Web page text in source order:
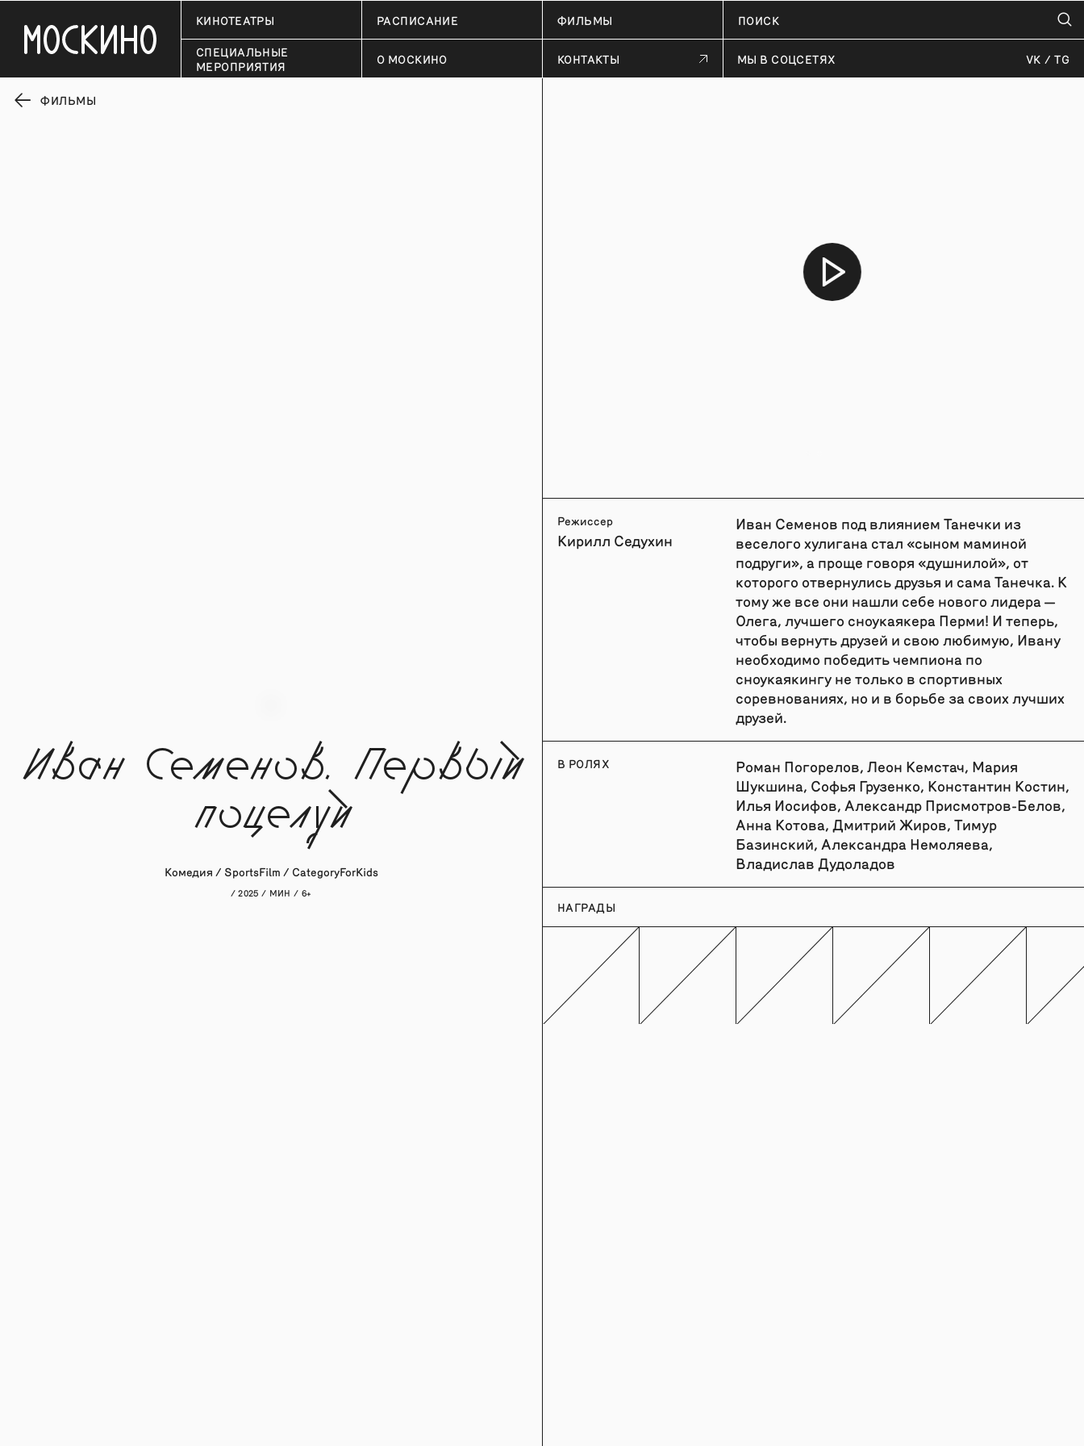
КИНОТЕАТРЫ РАСПИСАНИЕ ФИЛЬМЫ
СПЕЦИАЛЬНЫЕ
МЕРОПРИЯТИЯ
О МОСКИНО КОНТАКТЫ МЫ В СОЦСЕТЯХ VK TG
ФИЛЬМЫ
Иван Семенов. Первый
поцелуй
Комедия / SportsFilm / CategoryForKids
/ 2025 / МИН / 6+
Режиссер
Кирилл Седухин
Иван Семенов под влиянием Танечки из
веселого хулигана стал «сыном маминой
подруги», а проще говоря «душнилой», от
которого отвернулись друзья и сама Танечка. К
тому же все они нашли себе нового лидера —
Олега, лучшего сноукаякера Перми! И теперь,
чтобы вернуть друзей и свою любимую, Ивану
необходимо победить чемпиона по
сноукаякингу не только в спортивных
соревнованиях, но и в борьбе за своих лучших
друзей.
В РОЛЯХ
Роман Погорелов, Леон Кемстач, Мария
Шукшина, Софья Грузенко, Константин Костин,
Илья Иосифов, Александр Присмотров-Белов,
Анна Котова, Дмитрий Жиров, Тимур
Базинский, Александра Немоляева,
Владислав Дудоладов
НАГРАДЫ